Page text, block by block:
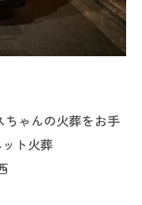
ゃんの火葬をお手
ト火葬